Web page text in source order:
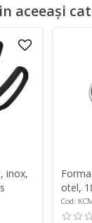
aceeași
inox,
otel,
Cod: